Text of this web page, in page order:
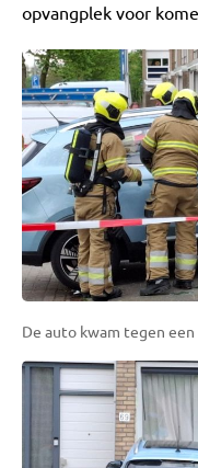
opvangplek voor
De auto kwam tegen